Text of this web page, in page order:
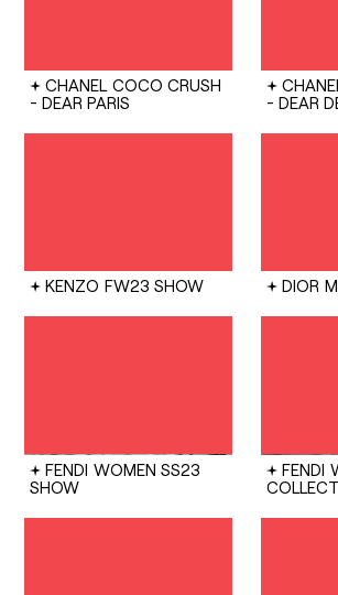
CHANEL COCO CRUSH
- DEAR PARIS
- DEAR
KENZO FW23 SHOW DIOR
FENDI WOMEN SS23
SHOW
FENDI